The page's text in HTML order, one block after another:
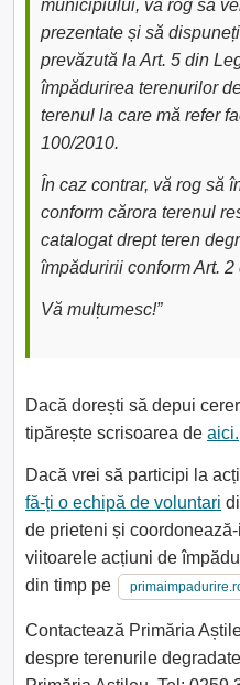
municipiului, vă rog să
prezentate și să
prevăzută la Art. 5 din
împădurirea terenurilor
terenul la care mă refer
100/2010.
În caz contrar, vă rog să
conform cărora terenul
catalogat drept teren
împăduririi conform Art.
Vă mulțumesc!”
Dacă dorești să depui
tipărește scrisoarea de aici.
Dacă vrei să participi la
fă-ți o echipă de voluntari
de prieteni și
viitoarele acțiuni de
din timp pe
Contactează Primăria
despre terenurile